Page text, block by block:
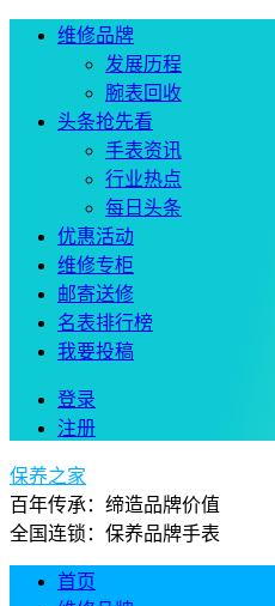
维修品牌
发展历程
腕表回收
头条抢先看
手表资讯
行业热点
每日头条
优惠活动
维修专柜
邮寄送修
名表排行榜
我要投稿
登录
注册
保养之家
百年传承：缔造品牌价值
全国连锁：保养品牌手表
首页